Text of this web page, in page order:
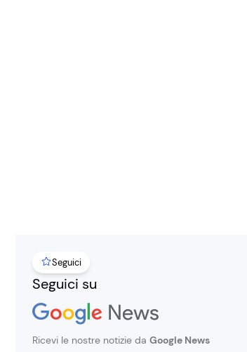
Seguici
Seguici su
Ricevi le nostre notizie da Google News